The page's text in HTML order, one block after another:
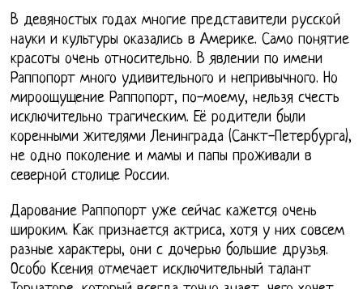
В девяностых годах многие представители русской
науки и культуры оказались в Америке. Само понятие
красоты очень относительно. В явлении по имени
Раппопорт много удивительного и непривычного. Но
мироощущение Раппопорт, по-моему, нельзя счесть
исключительно трагическим. Её родители были
коренными жителями Ленинграда (Санкт-Петербурга),
не одно поколение и мамы и папы проживали в
северной столице России.
Дарование Раппопорт уже сейчас кажется очень
широким. Как признается актриса, хотя у них совсем
разные характеры, они с дочерью большие друзья.
Особо Ксения отмечает исключительный талант